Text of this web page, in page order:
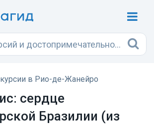
в Рио-де-Жанейро
сердце
Бразилии (из